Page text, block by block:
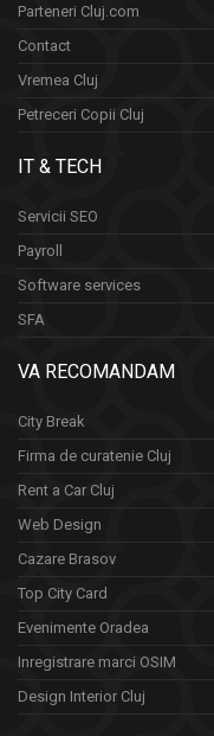
Parteneri Cluj.com
Contact
Vremea Cluj
Petreceri Copii Cluj
IT & TECH
Servicii SEO
Payroll
Software services
SFA
VA RECOMANDAM
City Break
Firma de curatenie Cluj
Rent a Car Cluj
Web Design
Cazare Brasov
Top City Card
Evenimente Oradea
Inregistrare marci OSIM
Design Interior Cluj